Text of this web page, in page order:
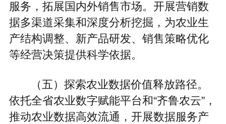
服务，拓展国内外销售市场。开展营销数
据多渠道采集和深度分析挖掘，为农业生
产结构调整、新产品研发、销售策略优化
等经营决策提供科学依据。
（五）探索农业数据价值释放路径。
依托全省农业数字赋能平台和“齐鲁农云”，
推动农业数据高效流通，开展数据服务产